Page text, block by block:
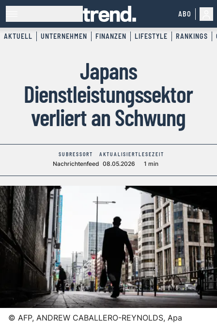
ABO
AKTUELL UNTERNEHMEN FINANZEN LIFESTYLE RANKINGS
Japans
Dienstleistungssektor
verliert an Schwung
SUBRESSORT
Nachrichtenfeed
AKTUALISIERT
08.05.2026
LESEZEIT
1 min
© AFP, ANDREW CABALLERO-REYNOLDS, Apa